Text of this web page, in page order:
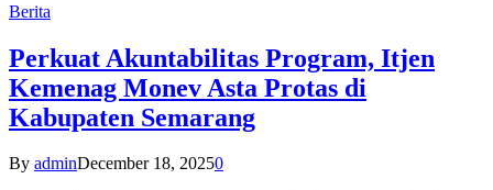
Berita
Perkuat Akuntabilitas Program, Itjen
Kemenag Monev Asta Protas di
Kabupaten Semarang
By adminDecember 18, 20250